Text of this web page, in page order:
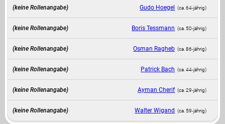
(keine Rollenangabe) Gudo Hoegel (ca. 64‑jährig)
(keine Rollenangabe) Boris Tessmann (ca. 50‑jährig)
(keine Rollenangabe) Osman Ragheb (ca. 86‑jährig)
(keine Rollenangabe) Patrick Bach (ca. 44‑jährig)
(keine Rollenangabe) Ayman Cherif (ca. 29‑jährig)
(keine Rollenangabe) Walter Wigand (ca. 59‑jährig)